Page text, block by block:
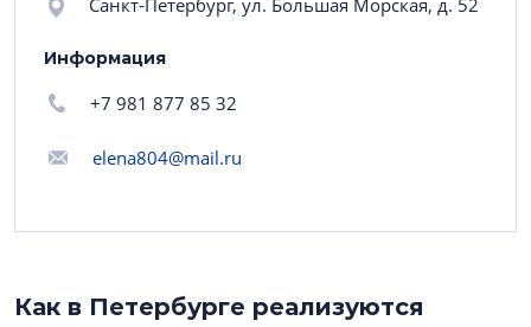
Информация
+7 981 877 85 32
elena804@mail.ru
Как в Петербурге реализуются